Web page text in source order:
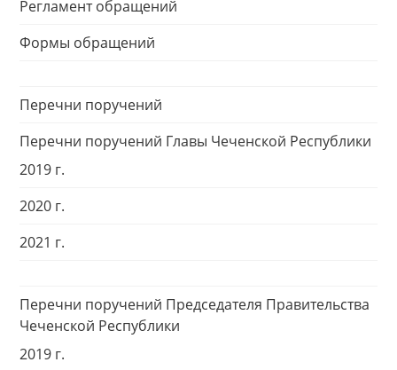
Регламент обращений
Формы обращений
Перечни поручений
Перечни поручений Главы Чеченской Республики
2019 г.
2020 г.
2021 г.
Перечни поручений Председателя Правительства
Чеченской Республики
2019 г.